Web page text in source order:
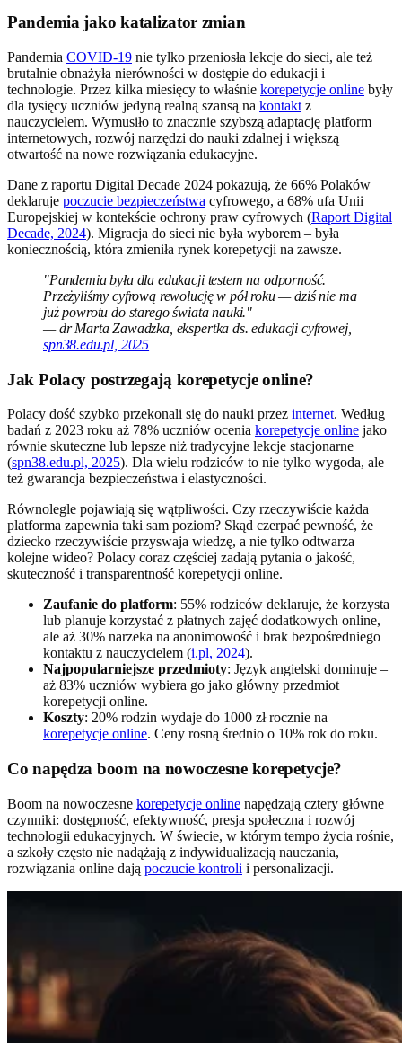
Pandemia jako katalizator zmian
Pandemia COVID-19 nie tylko przeniosła lekcje do sieci, ale też
brutalnie obnażyła nierówności w dostępie do edukacji i
technologie. Przez kilka miesięcy to właśnie korepetycje online były
dla tysięcy uczniów jedyną realną szansą na kontakt z
nauczycielem. Wymusiło to znacznie szybszą adaptację platform
internetowych, rozwój narzędzi do nauki zdalnej i większą
otwartość na nowe rozwiązania edukacyjne.
Dane z raportu Digital Decade 2024 pokazują, że 66% Polaków
deklaruje poczucie bezpieczeństwa cyfrowego, a 68% ufa Unii
Europejskiej w kontekście ochrony praw cyfrowych (Raport Digital
Decade, 2024). Migracja do sieci nie była wyborem – była
koniecznością, która zmieniła rynek korepetycji na zawsze.
"Pandemia była dla edukacji testem na odporność.
Przeżyliśmy cyfrową rewolucję w pół roku — dziś nie ma
już powrotu do starego świata nauki."
— dr Marta Zawadzka, ekspertka ds. edukacji cyfrowej,
spn38.edu.pl, 2025
Jak Polacy postrzegają korepetycje online?
Polacy dość szybko przekonali się do nauki przez internet. Według
badań z 2023 roku aż 78% uczniów ocenia korepetycje online jako
równie skuteczne lub lepsze niż tradycyjne lekcje stacjonarne
(spn38.edu.pl, 2025). Dla wielu rodziców to nie tylko wygoda, ale
też gwarancja bezpieczeństwa i elastyczności.
Równolegle pojawiają się wątpliwości. Czy rzeczywiście każda
platforma zapewnia taki sam poziom? Skąd czerpać pewność, że
dziecko rzeczywiście przyswaja wiedzę, a nie tylko odtwarza
kolejne wideo? Polacy coraz częściej zadają pytania o jakość,
skuteczność i transparentność korepetycji online.
Zaufanie do platform: 55% rodziców deklaruje, że korzysta
lub planuje korzystać z płatnych zajęć dodatkowych online,
ale aż 30% narzeka na anonimowość i brak bezpośredniego
kontaktu z nauczycielem (i.pl, 2024).
Najpopularniejsze przedmioty: Język angielski dominuje –
aż 83% uczniów wybiera go jako główny przedmiot
korepetycji online.
Koszty: 20% rodzin wydaje do 1000 zł rocznie na
korepetycje online. Ceny rosną średnio o 10% rok do roku.
Co napędza boom na nowoczesne korepetycje?
Boom na nowoczesne korepetycje online napędzają cztery główne
czynniki: dostępność, efektywność, presja społeczna i rozwój
technologii edukacyjnych. W świecie, w którym tempo życia rośnie,
a szkoły często nie nadążają z indywidualizacją nauczania,
rozwiązania online dają poczucie kontroli i personalizacji.